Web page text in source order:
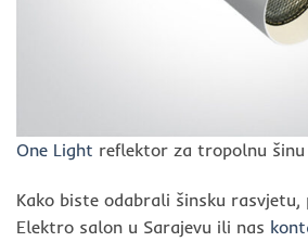
One Light reflektor za tropolnu šinu
Kako biste odabrali šinsku
Elektro salon u Sarajevu ili nas